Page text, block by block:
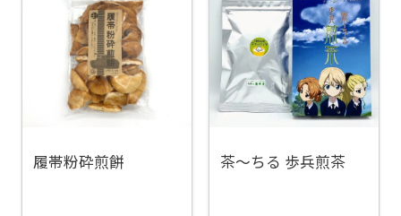
履帯粉砕煎餅 茶～ちる 歩兵煎茶